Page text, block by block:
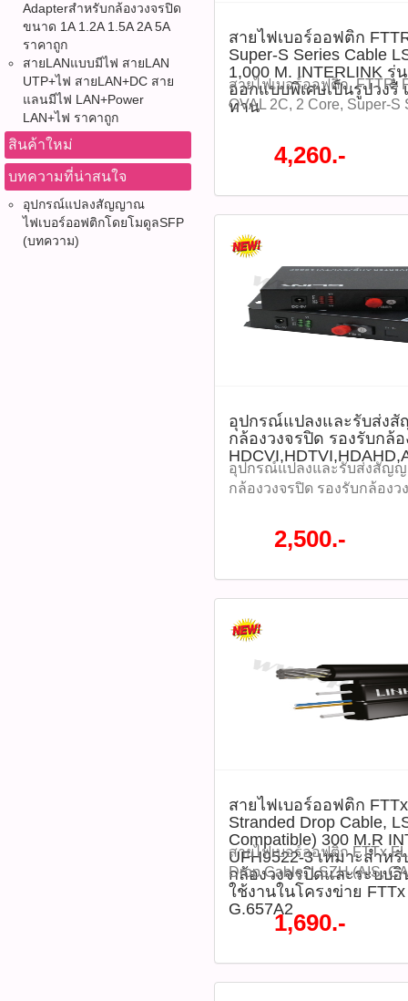
Adapterสำหรับกล้องวงจรปิด
ขนาด 1A 1.2A 1.5A 2A 5A
ราคาถูก
สายLANแบบมีไฟ สายLAN
UTP+ไฟ สายLAN+DC สาย
แลนมีไฟ LAN+Power
LAN+ไฟ ราคาถูก
สินค้าใหม่
บทความที่น่าสนใจ
อุปกรณ์แปลงสัญญาณ
ไฟเบอร์ออฟติก​โดยโมดูลSFP
(บทความ)
สายไฟเบอร์ออฟติก
Super-S Series Cable
1,000 M. INTERLINK รุ่
ออกแบบพิเศษเป็นรูปวงรี
ทาน
สายไฟเบอร์ออฟติก, FTTR,
OVAL 2C, 2 Core, Super-S
ไฟเบอร์ภายในอาคาร,
Mode, G657A2, สายไฟเบอ
เป็นรูปวงรี เพื่อลดแรงเสียด
เส้นลวดโลหะ 2 เส้น เพื่อร
ไม่ให้เส้นใยแก้วแตกหัก เส้
คุณภาพสูงจากอเมริกา ชนิด
ระบบ FTTx/FTTR โครงส
เบา โค้งงอได้ดีในพื้นที่แคบ
-รองรับมาตรฐาน ITU-T
ใช้งานร่วมกับ G.652 ได้อย่
-โครงสร้างเรียบง่าย น้ำหนัก
เหมาะสำหรับการติดตั้งที่หล
-ง่ายต่อการลอกสายและเชื่
เมื่อเกิดไฟไหม้ tags : สายไ
Fiber Optic Cable, OVAL
Series, LSZH, Distribution
UFH9222, สายไฟเบอร์ภา
FTTH, Single Mode,
เมตร ติดตามโปรโมชั่นทั้ง
987-3656 (saleธิป)
2686 (sale ตี๋)
@peeranun8336
4,260.-
อุปกรณ์แปลงและรับส่ง
กล้องวงจรปิด รองรับกล้
อุปกรณ์แปลงและรับส่งสัญ
กล้องวงจรปิด รองรับกล้องว
ละเอียดสูงสุด 1080P
(2ล้านพิกเซล) ใช้ได้กับสัญ
สายไฟเบอร์ออฟติก : 10KG
4port /4 Imput รองรับความ
HD720p, HD960P,
ภาพก่อนเข้า (ตัวส่ง) : 100-
ที่นี้ 065-862-4063(sale โอ๊
987-3656 (saleธิป)
2686 (sale ตี๋)
2,500.-
สายไฟเบอร์ออฟติก
Stranded Drop Cable,
Compatible) 300 M.R
UFH9522-3 เหมาะสำ
กล้องวงจรปิดและระบบอิ
ใช้งานในโครงข่าย
G.657A2
สายไฟเบอร์ออฟติก FTTx
Drop Cable, LSZH (AIS,
M.R INTERLINK รุ่น
งานเดินสัญญาณกล้องวงจร
เนต สำหรับใช้งานในโครง
1,690.-